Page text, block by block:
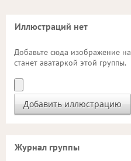
Иллюстраций нет
Добавьте сюда изображение
станет аватаркой этой группы.
Журнал группы